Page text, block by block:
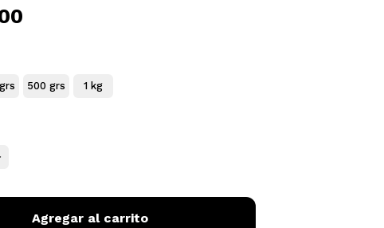
500 grs 1 kg
Agregar al carrito